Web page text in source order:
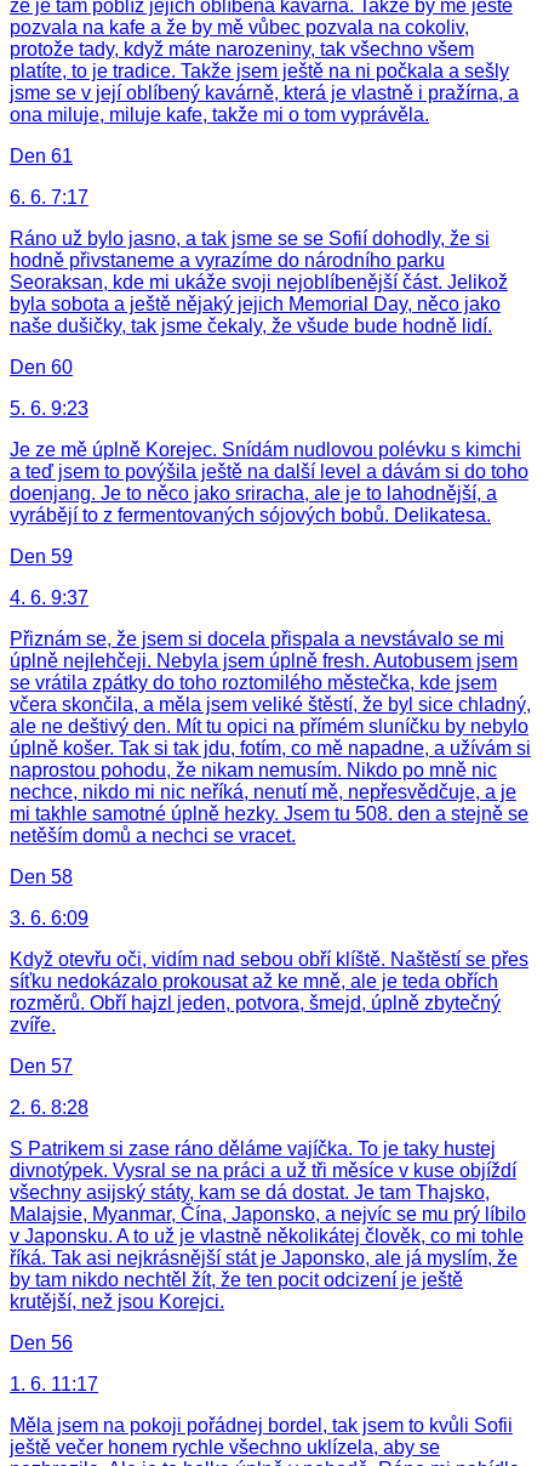
že je tam poblíž jejich oblíbená kavárna. Takže by mě ještě
pozvala na kafe a že by mě vůbec pozvala na cokoliv,
protože tady, když máte narozeniny, tak všechno všem
platíte, to je tradice. Takže jsem ještě na ni počkala a sešly
jsme se v její oblíbený kavárně, která je vlastně i pražírna, a
ona miluje, miluje kafe, takže mi o tom vyprávěla.
Den 61
6. 6. 7:17
Ráno už bylo jasno, a tak jsme se se Sofií dohodly, že si
hodně přivstaneme a vyrazíme do národního parku
Seoraksan, kde mi ukáže svoji nejoblíbenější část. Jelikož
byla sobota a ještě nějaký jejich Memorial Day, něco jako
naše dušičky, tak jsme čekaly, že všude bude hodně lidí.
Den 60
5. 6. 9:23
Je ze mě úplně Korejec. Snídám nudlovou polévku s kimchi
a teď jsem to povýšila ještě na další level a dávám si do toho
doenjang. Je to něco jako sriracha, ale je to lahodnější, a
vyrábějí to z fermentovaných sójových bobů. Delikatesa.
Den 59
4. 6. 9:37
Přiznám se, že jsem si docela přispala a nevstávalo se mi
úplně nejlehčeji. Nebyla jsem úplně fresh. Autobusem jsem
se vrátila zpátky do toho roztomilého městečka, kde jsem
včera skončila, a měla jsem veliké štěstí, že byl sice chladný,
ale ne deštivý den. Mít tu opici na přímém sluníčku by nebylo
úplně košer. Tak si tak jdu, fotím, co mě napadne, a užívám si
naprostou pohodu, že nikam nemusím. Nikdo po mně nic
nechce, nikdo mi nic neříká, nenutí mě, nepřesvědčuje, a je
mi takhle samotné úplně hezky. Jsem tu 508. den a stejně se
netěším domů a nechci se vracet.
Den 58
3. 6. 6:09
Když otevřu oči, vidím nad sebou obří klíště. Naštěstí se přes
síťku nedokázalo prokousat až ke mně, ale je teda obřích
rozměrů. Obří hajzl jeden, potvora, šmejd, úplně zbytečný
zvíře.
Den 57
2. 6. 8:28
S Patrikem si zase ráno děláme vajíčka. To je taky hustej
divnotýpek. Vysral se na práci a už tři měsíce v kuse objíždí
všechny asijský státy, kam se dá dostat. Je tam Thajsko,
Malajsie, Myanmar, Čína, Japonsko, a nejvíc se mu prý líbilo
v Japonsku. A to už je vlastně několikátej člověk, co mi tohle
říká. Tak asi nejkrásnější stát je Japonsko, ale já myslím, že
by tam nikdo nechtěl žít, že ten pocit odcizení je ještě
krutější, než jsou Korejci.
Den 56
1. 6. 11:17
Měla jsem na pokoji pořádnej bordel, tak jsem to kvůli Sofii
ještě večer honem rychle všechno uklízela, aby se